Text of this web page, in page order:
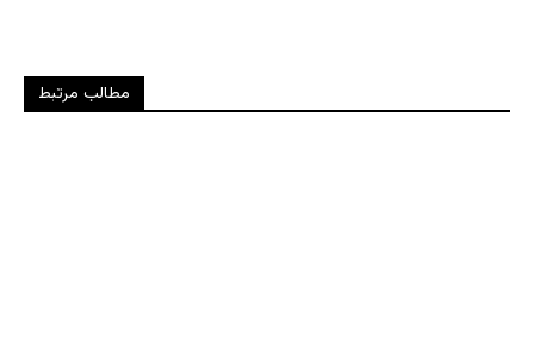
مطالب مرتبط